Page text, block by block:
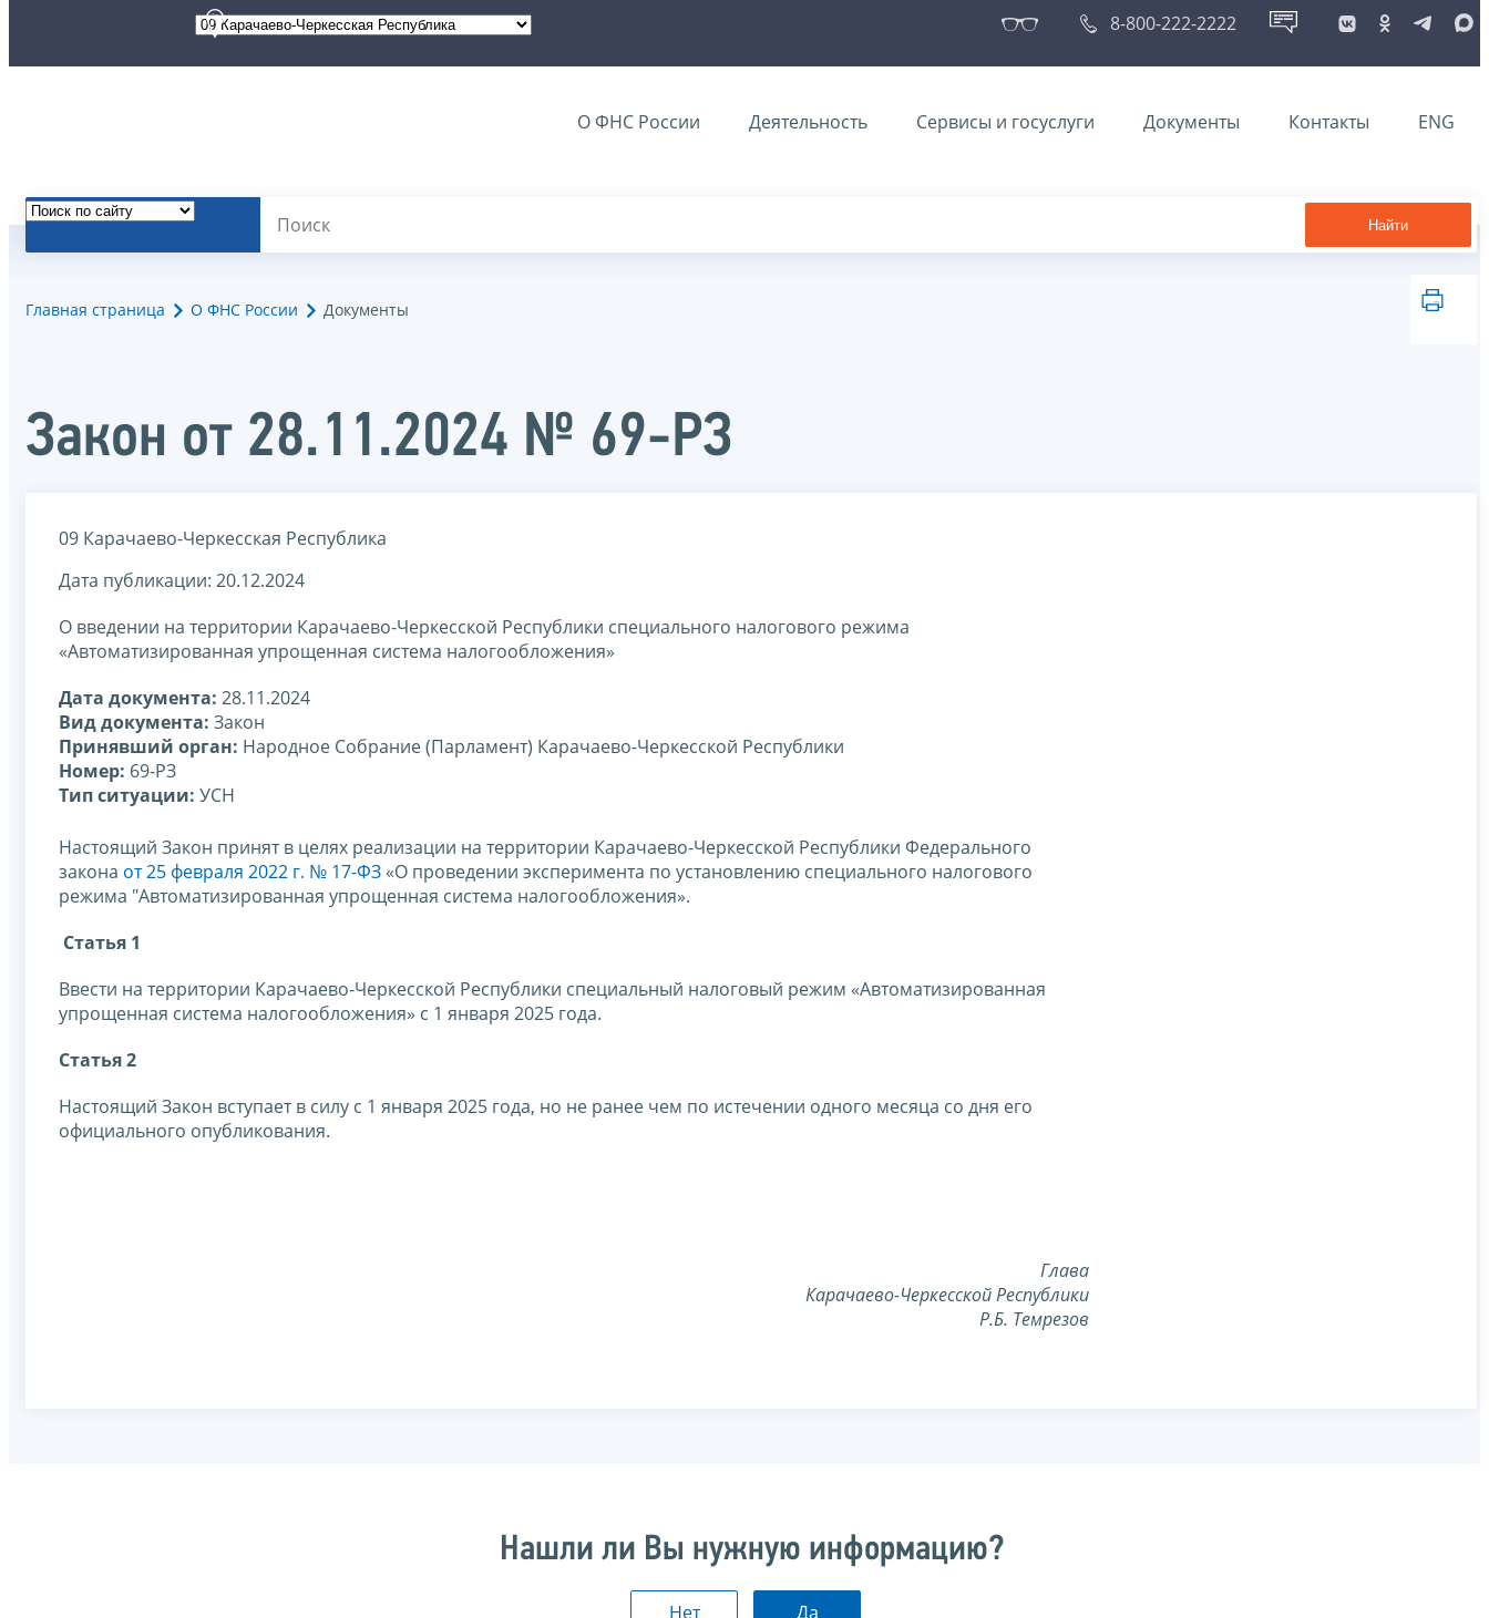
8-800-222-2222
О ФНС России Деятельность Сервисы и госуслуги Документы Контакты ENG
Найти
Главная страница О ФНС России Документы
Закон от 28.11.2024 № 69-РЗ
09 Карачаево-Черкесская Республика
Дата публикации: 20.12.2024
О введении на территории Карачаево-Черкесской Республики специального налогового режима
«Автоматизированная упрощенная система налогообложения»
Дата документа: 28.11.2024
Вид документа: Закон
Принявший орган: Народное Собрание (Парламент) Карачаево-Черкесской Республики
Номер: 69-РЗ
Тип ситуации: УСН
Настоящий Закон принят в целях реализации на территории Карачаево-Черкесской Республики Федерального
закона от 25 февраля 2022 г. № 17-ФЗ «О проведении эксперимента по установлению специального налогового
режима "Автоматизированная упрощенная система налогообложения».
Статья 1
Ввести на территории Карачаево-Черкесской Республики специальный налоговый режим «Автоматизированная
упрощенная система налогообложения» с 1 января 2025 года.
Статья 2
Настоящий Закон вступает в силу с 1 января 2025 года, но не ранее чем по истечении одного месяца со дня его
официального опубликования.
Глава
Карачаево-Черкесской Республики
Р.Б. Темрезов
Нашли ли Вы нужную информацию?
Нет Да